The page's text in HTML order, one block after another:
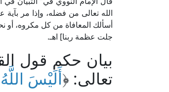
الله تعالى من فضله، وإذا مر
أسألك المعافاة من كل مكروه، أو
جلت عظمة ربنا] اهـ.
بيان حكم قول
تعالى: ﴿أَلَيْسَ